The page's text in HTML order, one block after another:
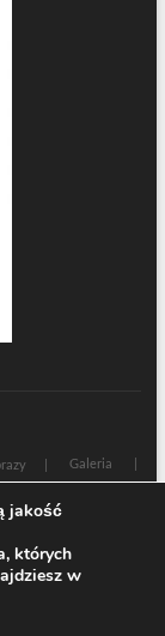
Galeria
jakość
których
w